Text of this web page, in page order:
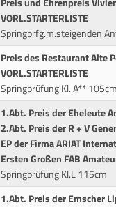
VORL.STARTERLISTE
Springprfg.m.steigenden
Preis des Restaurant Alte
VORL.STARTERLISTE
Springprüfung Kl. A** 105cm
1.Abt. Preis der Eheleute
2.Abt. Preis der R + V
EP der Firma ARIAT
Ersten Großen FAB
Springprüfung Kl.L 115cm
1.Abt. Preis der Emscher